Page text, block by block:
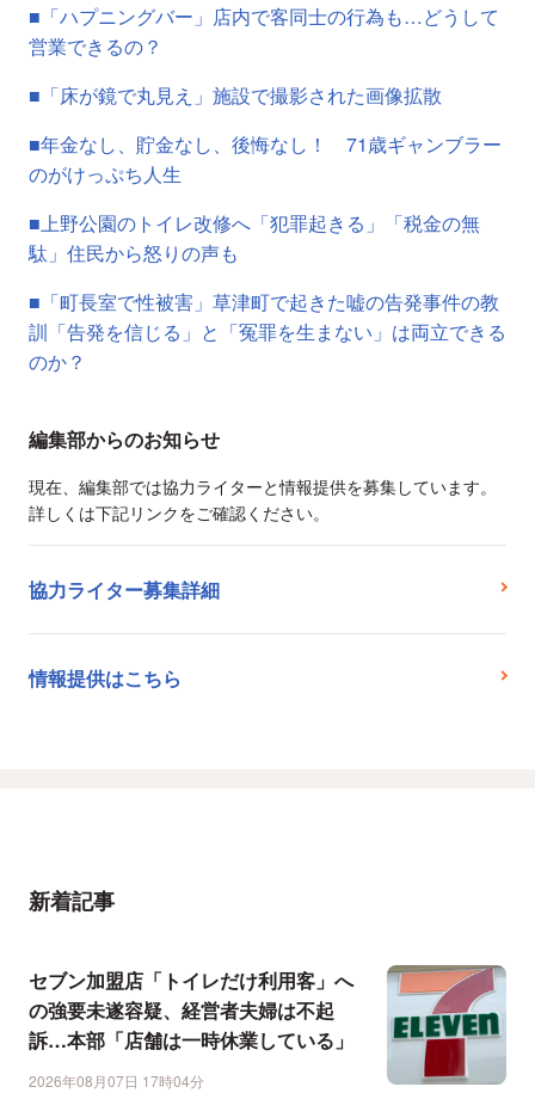
■「ハプニングバー」店内で客同士の行為も…どうして
営業できるの？
■「床が鏡で丸見え」施設で撮影された画像拡散
■年金なし、貯金なし、後悔なし！ 71歳ギャンブラー
のがけっぷち人生
■上野公園のトイレ改修へ「犯罪起きる」「税金の無
駄」住民から怒りの声も
■「町長室で性被害」草津町で起きた嘘の告発事件の教
訓「告発を信じる」と「冤罪を生まない」は両立できる
のか？
編集部からのお知らせ
現在、編集部では協力ライターと情報提供を募集しています。
詳しくは下記リンクをご確認ください。
協力ライター募集詳細
情報提供はこちら
新着記事
セブン加盟店「トイレだけ利用客」へ
の強要未遂容疑、経営者夫婦は不起
訴…本部「店舗は一時休業している」
2026年08月07日 17時04分